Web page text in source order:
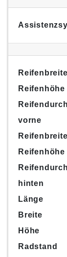
vorne
hinten
Länge
Breite
Höhe
Radstand